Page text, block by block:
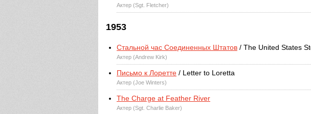
Актер (Sgt. Fletcher)
1953
Стальной час Соединенных Штатов / The United States
Актер (Andrew Kirk)
Письмо к Лоретте / Letter to Loretta
Актер (Joe Winters)
The Charge at Feather River
Актер (Sgt. Charlie Baker)